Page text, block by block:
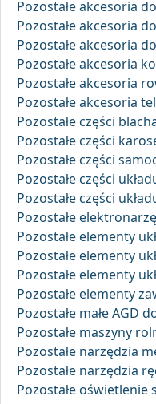
Pozostałe akcesoria
Pozostałe akcesoria
Pozostałe akcesoria
Pozostałe akcesoria
Pozostałe akcesoria
Pozostałe akcesoria
Pozostałe części
Pozostałe części
Pozostałe części
Pozostałe części
Pozostałe części
Pozostałe
Pozostałe elementy
Pozostałe elementy
Pozostałe elementy
Pozostałe elementy
Pozostałe małe AGD
Pozostałe maszyny
Pozostałe narzędzia
Pozostałe narzędzia
Pozostałe oświetlenie